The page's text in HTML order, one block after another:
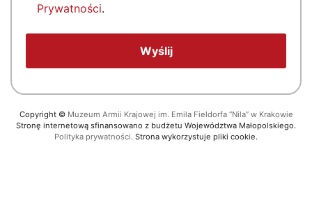
Prywatności.
Copyright © Muzeum Armii Krajowej im. Emila Fieldorfa “Nila” w Krakowie
Stronę internetową sfinansowano z budżetu Województwa Małopolskiego.
Polityka prywatności. Strona wykorzystuje pliki cookie.